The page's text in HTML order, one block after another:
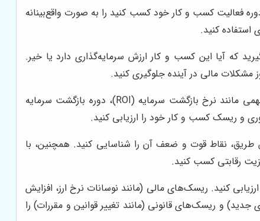
فعالیت کسب و کار خود کسب کنید را به صورت واقع‌بینانه
استفاده کنید.
که آیا این کسب و کار ارزش سرمایه‌گذاری دارد یا خیر.
مشکلات مالی در آینده جلوگیری کنید.
در این مرحله، باید با استفاده از اطلاعات مربوط به هزینه‌ها و درآمدها، شاخص‌های مالی مهمی مانند نرخ بازگشت سرمایه (ROI)، دوره بازگشت سرمایه
نقاط قوت و ضعف آن را شناسایی کنید. همچنین، با
رقابتی کسب کنید.
کنید. ریسک‌های مالی (مانند نوسانات نرخ ارز، افزایش
جدید) و ریسک‌های قانونی (مانند تغییر قوانین و مقررات) را